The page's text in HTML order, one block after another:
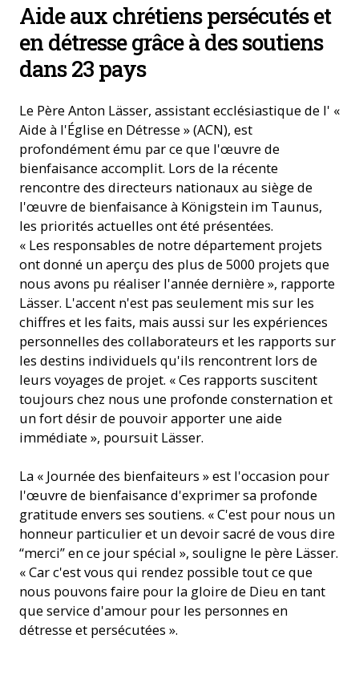
Aide aux chrétiens persécutés et
en détresse grâce à des soutiens
dans 23 pays
Le Père Anton Lässer, assistant ecclésiastique de l' «
Aide à l'Église en Détresse » (ACN), est
profondément ému par ce que l'œuvre de
bienfaisance accomplit. Lors de la récente
rencontre des directeurs nationaux au siège de
l'œuvre de bienfaisance à Königstein im Taunus,
les priorités actuelles ont été présentées.
« Les responsables de notre département projets
ont donné un aperçu des plus de 5000 projets que
nous avons pu réaliser l'année dernière », rapporte
Lässer. L'accent n'est pas seulement mis sur les
chiffres et les faits, mais aussi sur les expériences
personnelles des collaborateurs et les rapports sur
les destins individuels qu'ils rencontrent lors de
leurs voyages de projet. « Ces rapports suscitent
toujours chez nous une profonde consternation et
un fort désir de pouvoir apporter une aide
immédiate », poursuit Lässer.
La « Journée des bienfaiteurs » est l'occasion pour
l'œuvre de bienfaisance d'exprimer sa profonde
gratitude envers ses soutiens. « C'est pour nous un
honneur particulier et un devoir sacré de vous dire
“merci” en ce jour spécial », souligne le père Lässer.
« Car c'est vous qui rendez possible tout ce que
nous pouvons faire pour la gloire de Dieu en tant
que service d'amour pour les personnes en
détresse et persécutées ».